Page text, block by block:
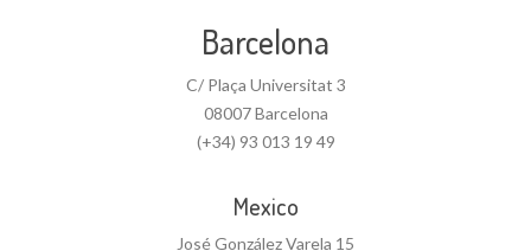
Barcelona
C/ Plaça Universitat 3
08007 Barcelona
(+34) 93 013 19 49
Mexico
José González Varela 15